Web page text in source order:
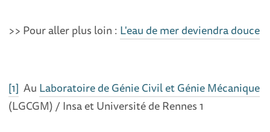
>> Pour aller plus loin : L'eau de mer deviendra douce
[1] Au Laboratoire de Génie Civil et Génie Mécanique
(LGCGM) / Insa et Université de Rennes 1